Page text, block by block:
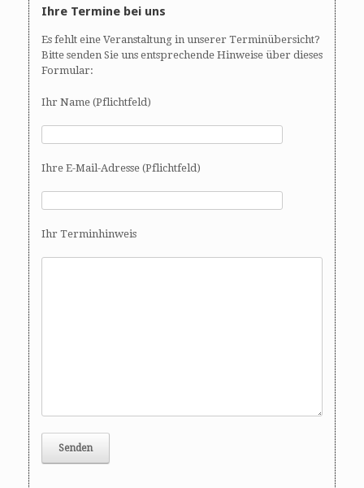
Ihre Termine bei uns
Es fehlt eine Veranstaltung in unserer Terminübersicht?
Bitte senden Sie uns entsprechende Hinweise über dieses
Formular:
Ihr Name (Pflichtfeld)
Ihre E-Mail-Adresse (Pflichtfeld)
Ihr Terminhinweis